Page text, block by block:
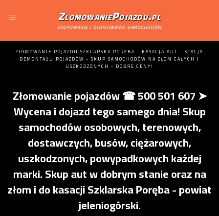
ZlomowaniePojazdu.pl
skupowanie i złomowanie samochodów
ZŁOMOWANIE POJAZDU SZKLARSKA PORĘBA - KASACJA AUT - STACJA
DEMONTAŻU POJAZDÓW - SKUP SAMOCHODÓW NA ZŁOM CAŁYCH I
USZKODZONYCH - DOBRE CENY!
Złomowanie pojazdów ☎ 500 501 607 ➤
Wycena i dojazd tego samego dnia! Skup
samochodów osobowych, terenowych,
dostawczych, busów, ciężarowych,
uszkodzonych, powypadkowych każdej
marki. Skup aut w dobrym stanie oraz na
złom i do kasacji Szklarska Poręba - powiat
jeleniogórski.